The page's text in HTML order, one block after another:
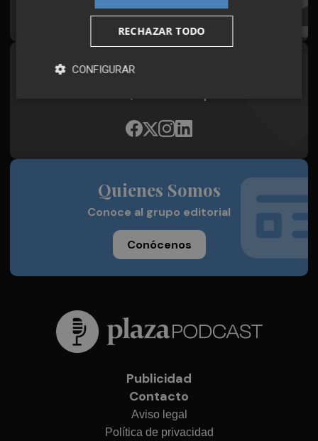
¡Quiero suscribirme!
Síguenos en redes
Quienes Somos
Conoce al grupo editorial
Conócenos
Publicidad
Contacto
Aviso legal
Política de privacidad
RECHAZAR TODO
CONFIGURAR